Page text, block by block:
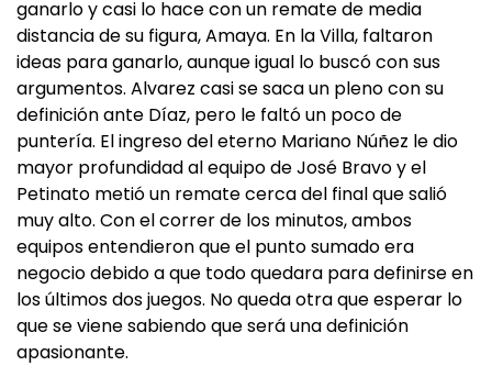
ganarlo y casi lo hace con un remate de media
distancia de su figura, Amaya. En la Villa, faltaron
ideas para ganarlo, aunque igual lo buscó con sus
argumentos. Alvarez casi se saca un pleno con su
definición ante Díaz, pero le faltó un poco de
puntería. El ingreso del eterno Mariano Núñez le dio
mayor profundidad al equipo de José Bravo y el
Petinato metió un remate cerca del final que salió
muy alto. Con el correr de los minutos, ambos
equipos entendieron que el punto sumado era
negocio debido a que todo quedara para definirse en
los últimos dos juegos. No queda otra que esperar lo
que se viene sabiendo que será una definición
apasionante.